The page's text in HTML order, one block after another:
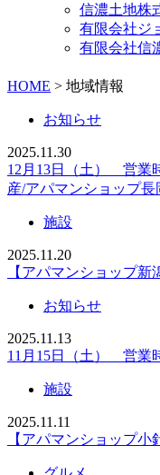
信濃土地株
有限会社ジ
有限会社信
HOME > 地域情報
お知らせ
2025.11.30
12月13日（土） 営業
産/アパマンショップ
施設
2025.11.20
【アパマンショップ新
お知らせ
2025.11.13
11月15日（土） 営
施設
2025.11.11
【アパマンショップ